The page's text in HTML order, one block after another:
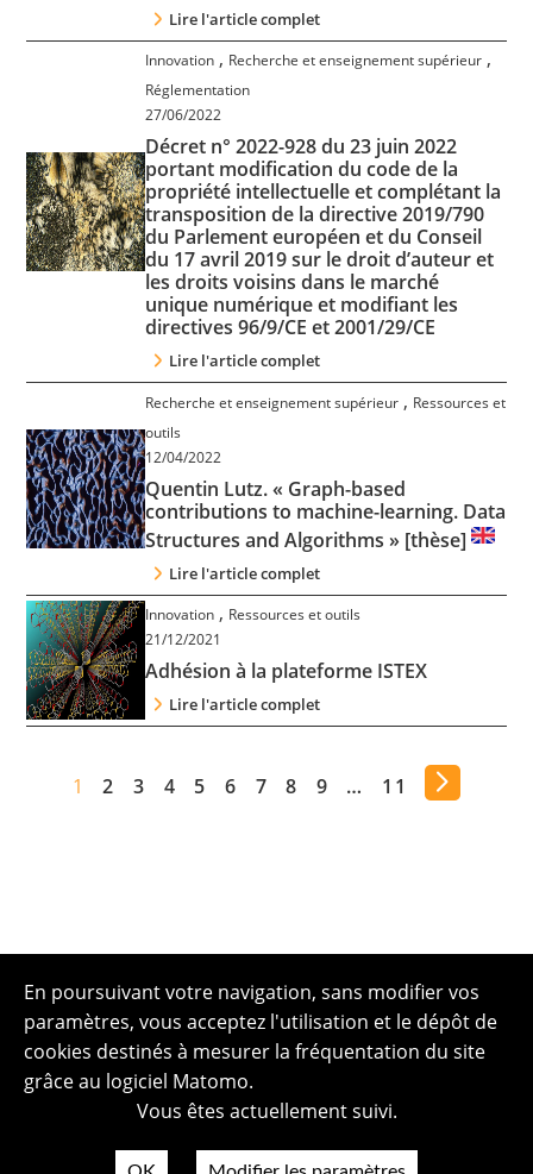
Lire l'article complet
Innovation , Recherche et enseignement supérieur ,
Réglementation
27/06/2022
Décret n° 2022-928 du 23 juin 2022
portant modification du code de la
propriété intellectuelle et complétant la
transposition de la directive 2019/790
du Parlement européen et du Conseil
du 17 avril 2019 sur le droit d’auteur et
les droits voisins dans le marché
unique numérique et modifiant les
directives 96/9/CE et 2001/29/CE
Lire l'article complet
Recherche et enseignement supérieur , Ressources et
outils
12/04/2022
Quentin Lutz. « Graph-based
contributions to machine-learning. Data
Structures and Algorithms » [thèse]
Lire l'article complet
Innovation , Ressources et outils
21/12/2021
Adhésion à la plateforme ISTEX
Lire l'article complet
1 2 3 4 5 6 7 8 9 … 11
En poursuivant votre navigation, sans modifier vos
paramètres, vous acceptez l'utilisation et le dépôt de
cookies destinés à mesurer la fréquentation du site
grâce au logiciel Matomo.
Vous êtes actuellement suivi.